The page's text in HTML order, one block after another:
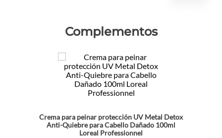
Complementos
Crema para peinar protección UV Metal Detox
Anti-Quiebre para Cabello Dañado 100ml
Loreal Professionnel